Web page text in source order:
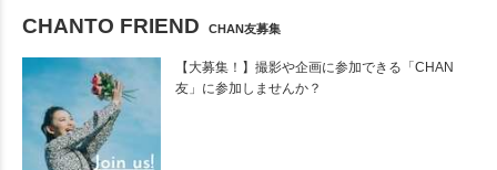
CHANTO FRIEND CHAN友募集
【大募集！】撮影や企画に参加できる「CHAN
友」に参加しませんか？